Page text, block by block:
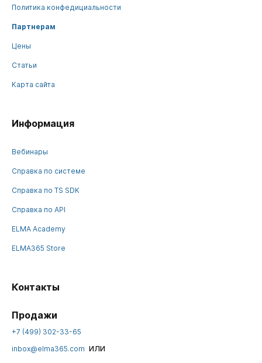
Политика конфедициальности
Партнерам
Цены
Статьи
Карта сайта
Информация
Вебинары
Справка по системе
Справка по TS SDK
Справка по API
ELMA Academy
ELMA365 Store
Контакты
Продажи
+7 (499) 302-33-65
inbox@elma365.com или